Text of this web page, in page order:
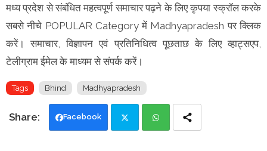
मध्य प्रदेश से संबंधित महत्वपूर्ण समाचार पढ़ने के लिए कृपया स्क्रॉल करके
सबसे नीचे POPULAR Category में Madhyapradesh पर क्लिक
करें। समाचार, विज्ञापन एवं प्रतिनिधित्व पूछताछ के लिए व्हाट्सएप,
टेलीग्राम ईमेल के माध्यम से संपर्क करें।
Tags Bhind Madhyapradesh
Facebook